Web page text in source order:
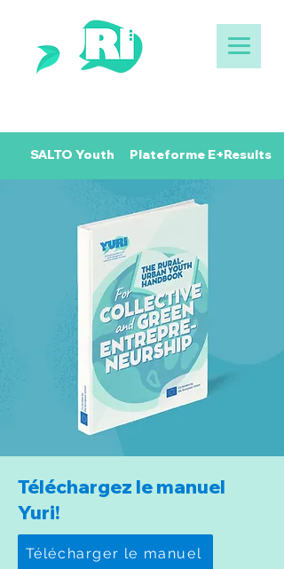
SALTO Youth Plateforme E+Results
Téléchargez le manuel
Yuri!
Télécharger le manuel